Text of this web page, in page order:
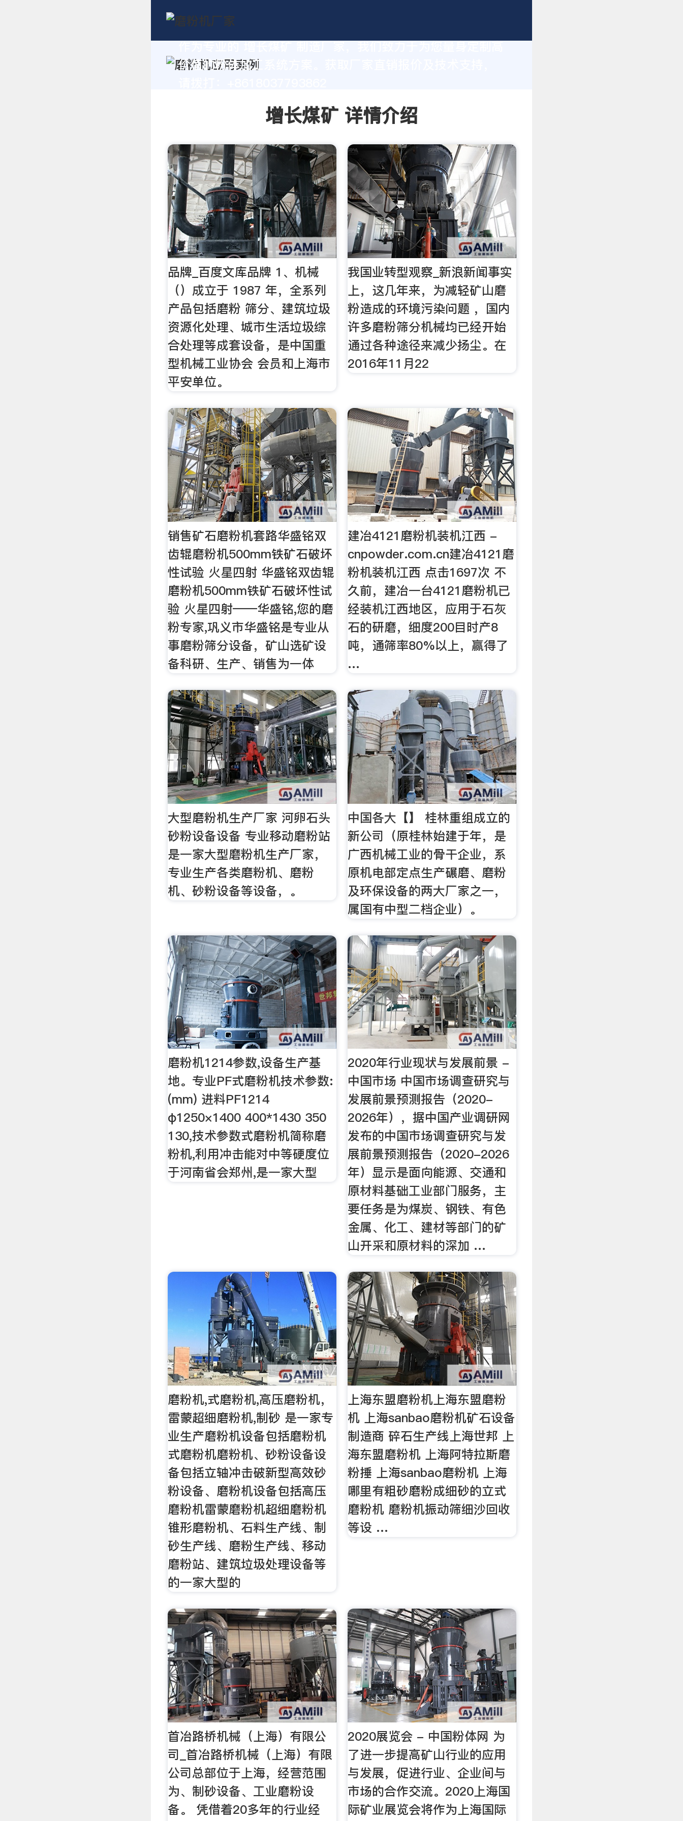
价值的粉体加工系统方案。获取厂家直销报价及技术支持，
增长煤矿 详情介绍
品牌_百度文库品牌 1、机械
（）成立于 1987 年，全系列
产品包括磨粉 筛分、建筑垃圾
资源化处理、城市生活垃圾综
合处理等成套设备，是中国重
型机械工业协会 会员和上海市
平安单位。
我国业转型观察_新浪新闻事实
上，这几年来，为减轻矿山磨
粉造成的环境污染问题 ，国内
许多磨粉筛分机械均已经开始
通过各种途径来减少扬尘。在
2016年11月22
销售矿石磨粉机套路华盛铭双
齿辊磨粉机500mm铁矿石破坏
性试验 火星四射 华盛铭双齿辊
磨粉机500mm铁矿石破坏性试
验 火星四射——华盛铭,您的磨
粉专家,巩义市华盛铭是专业从
事磨粉筛分设备，矿山选矿设
备科研、生产、销售为一体
建冶4121磨粉机装机江西 -
cnpowder.com.cn建冶4121磨
粉机装机江西 点击1697次 不
久前，建冶一台4121磨粉机已
经装机江西地区，应用于石灰
石的研磨，细度200目时产8
吨，通筛率80%以上，赢得了
…
大型磨粉机生产厂家 河卵石头
砂粉设备设备 专业移动磨粉站
是一家大型磨粉机生产厂家，
专业生产各类磨粉机、磨粉
机、砂粉设备等设备，。
中国各大【】 桂林重组成立的
新公司（原桂林始建于年，是
广西机械工业的骨干企业，系
原机电部定点生产碾磨、磨粉
及环保设备的两大厂家之一，
属国有中型二档企业）。
磨粉机1214参数,设备生产基
地。专业PF式磨粉机技术参数:
(mm) 进料PF1214
φ1250×1400 400*1430 350
130,技术参数式磨粉机简称磨
粉机,利用冲击能对中等硬度位
于河南省会郑州,是一家大型
2020年行业现状与发展前景 -
中国市场 中国市场调查研究与
发展前景预测报告（2020-
2026年），据中国产业调研网
发布的中国市场调查研究与发
展前景预测报告（2020-2026
年）显示是面向能源、交通和
原材料基础工业部门服务，主
要任务是为煤炭、钢铁、有色
金属、化工、建材等部门的矿
山开采和原材料的深加 …
磨粉机,式磨粉机,高压磨粉机，
雷蒙超细磨粉机,制砂 是一家专
业生产磨粉机设备包括磨粉机
式磨粉机磨粉机、砂粉设备设
备包括立轴冲击破新型高效砂
粉设备、磨粉机设备包括高压
磨粉机雷蒙磨粉机超细磨粉机
锥形磨粉机、石料生产线、制
砂生产线、磨粉生产线、移动
磨粉站、建筑垃圾处理设备等
的一家大型的
上海东盟磨粉机上海东盟磨粉
机 上海sanbao磨粉机矿石设备
制造商 碎石生产线上海世邦 上
海东盟磨粉机 上海阿特拉斯磨
粉捶 上海sanbao磨粉机 上海
哪里有粗砂磨粉成细砂的立式
磨粉机 磨粉机振动筛细沙回收
等设 …
首冶路桥机械（上海）有限公
司_首冶路桥机械（上海）有限
公司总部位于上海，经营范围
为、制砂设备、工业磨粉设
备。 凭借着20多年的行业经
2020展览会 - 中国粉体网 为
了进一步提高矿山行业的应用
与发展，促进行业、企业间与
市场的合作交流。2020上海国
际矿业展览会将作为上海国际